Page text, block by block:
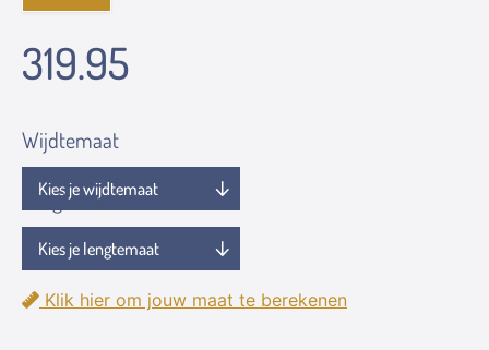
319.95
Wijdtemaat
Lengtemaat
Klik hier om jouw maat te berekenen